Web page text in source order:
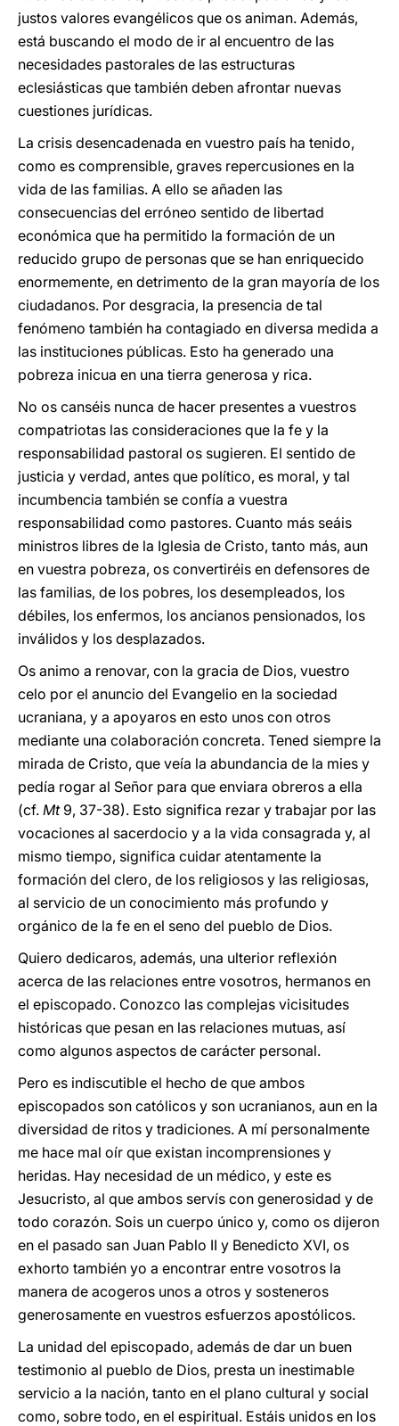
justos valores evangélicos que os animan. Además,
está buscando el modo de ir al encuentro de las
necesidades pastorales de las estructuras
eclesiásticas que también deben afrontar nuevas
cuestiones jurídicas.
La crisis desencadenada en vuestro país ha tenido,
como es comprensible, graves repercusiones en la
vida de las familias. A ello se añaden las
consecuencias del erróneo sentido de libertad
económica que ha permitido la formación de un
reducido grupo de personas que se han enriquecido
enormemente, en detrimento de la gran mayoría de los
ciudadanos. Por desgracia, la presencia de tal
fenómeno también ha contagiado en diversa medida a
las instituciones públicas. Esto ha generado una
pobreza inicua en una tierra generosa y rica.
No os canséis nunca de hacer presentes a vuestros
compatriotas las consideraciones que la fe y la
responsabilidad pastoral os sugieren. El sentido de
justicia y verdad, antes que político, es moral, y tal
incumbencia también se confía a vuestra
responsabilidad como pastores. Cuanto más seáis
ministros libres de la Iglesia de Cristo, tanto más, aun
en vuestra pobreza, os convertiréis en defensores de
las familias, de los pobres, los desempleados, los
débiles, los enfermos, los ancianos pensionados, los
inválidos y los desplazados.
Os animo a renovar, con la gracia de Dios, vuestro
celo por el anuncio del Evangelio en la sociedad
ucraniana, y a apoyaros en esto unos con otros
mediante una colaboración concreta. Tened siempre la
mirada de Cristo, que veía la abundancia de la mies y
pedía rogar al Señor para que enviara obreros a ella
(cf. Mt9, 37-38). Esto significa rezar y trabajar por las
vocaciones al sacerdocio y a la vida consagrada y, al
mismo tiempo, significa cuidar atentamente la
formación del clero, de los religiosos y las religiosas,
al servicio de un conocimiento más profundo y
orgánico de la fe en el seno del pueblo de Dios.
Quiero dedicaros, además, una ulterior reflexión
acerca de las relaciones entre vosotros, hermanos en
el episcopado. Conozco las complejas vicisitudes
históricas que pesan en las relaciones mutuas, así
como algunos aspectos de carácter personal.
Pero es indiscutible el hecho de que ambos
episcopados son católicos y son ucranianos, aun en la
diversidad de ritos y tradiciones. A mí personalmente
me hace mal oír que existan incomprensiones y
heridas. Hay necesidad de un médico, y este es
Jesucristo, al que ambos servís con generosidad y de
todo corazón. Sois un cuerpo único y, como os dijeron
en el pasado san Juan Pablo II y Benedicto XVI, os
exhorto también yo a encontrar entre vosotros la
manera de acogeros unos a otros y sosteneros
generosamente en vuestros esfuerzos apostólicos.
La unidad del episcopado, además de dar un buen
testimonio al pueblo de Dios, presta un inestimable
servicio a la nación, tanto en el plano cultural y social
como, sobre todo, en el espiritual. Estáis unidos en los